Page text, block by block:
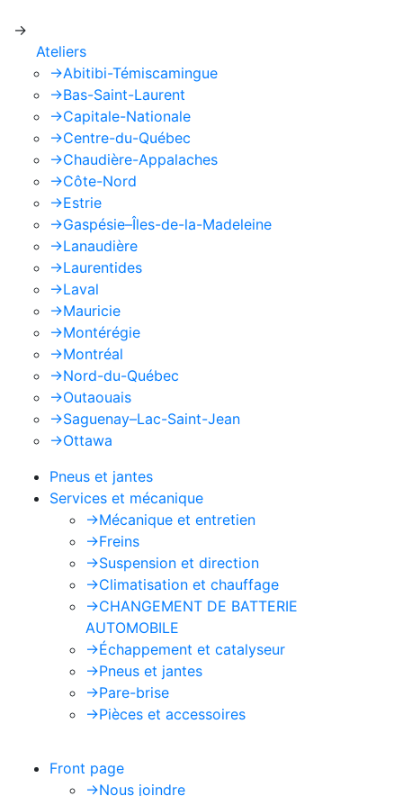
->
Ateliers
->Abitibi-Témiscamingue
->Bas-Saint-Laurent
->Capitale-Nationale
->Centre-du-Québec
->Chaudière-Appalaches
->Côte-Nord
->Estrie
->Gaspésie–Îles-de-la-Madeleine
->Lanaudière
->Laurentides
->Laval
->Mauricie
->Montérégie
->Montréal
->Nord-du-Québec
->Outaouais
->Saguenay–Lac-Saint-Jean
->Ottawa
Pneus et jantes
Services et mécanique
->Mécanique et entretien
->Freins
->Suspension et direction
->Climatisation et chauffage
->CHANGEMENT DE BATTERIE
AUTOMOBILE
->Échappement et catalyseur
->Pneus et jantes
->Pare-brise
->Pièces et accessoires
Front page
->Nous joindre